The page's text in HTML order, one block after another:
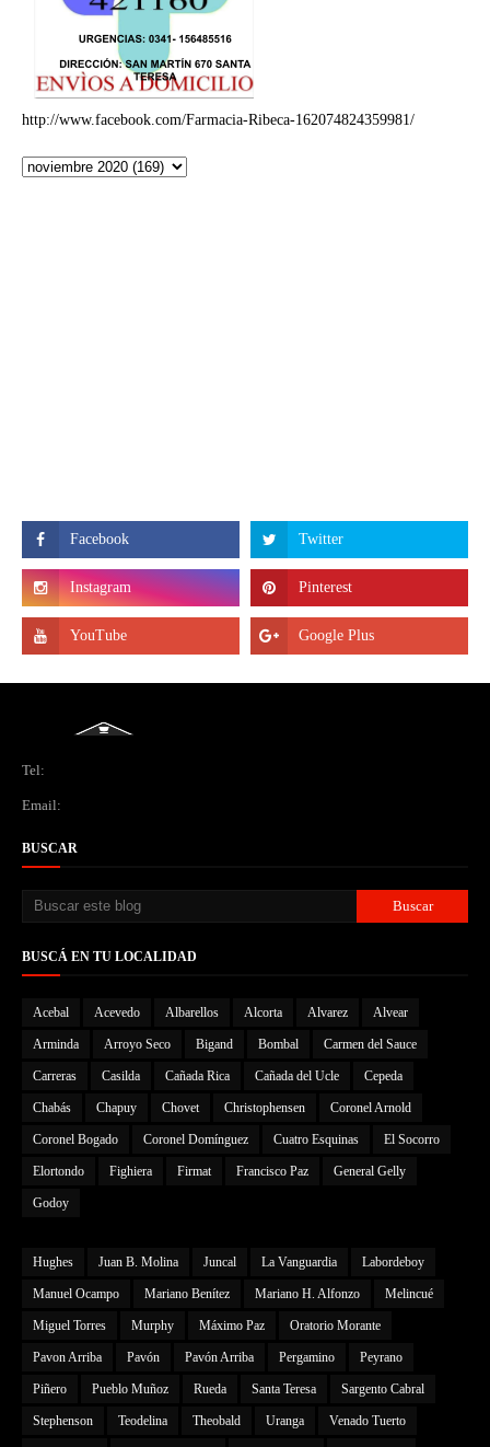
http://www.facebook.com/Farmacia-Ribeca-162074824359981/
Tel:
Email:
BUSCAR
BUSCÁ EN TU LOCALIDAD
Acebal Acevedo Albarellos Alcorta Alvarez Alvear
Arminda Arroyo Seco Bigand Bombal Carmen del Sauce
Carreras Casilda Cañada Rica Cañada del Ucle Cepeda
Chabás Chapuy Chovet Christophensen Coronel Arnold
Coronel Bogado Coronel Domínguez Cuatro Esquinas El Socorro
Elortondo Fighiera Firmat Francisco Paz General Gelly
Godoy
Hughes Juan B. Molina Juncal La Vanguardia Labordeboy
Manuel Ocampo Mariano Benítez Mariano H. Alfonzo Melincué
Miguel Torres Murphy Máximo Paz Oratorio Morante
Pavon Arriba Pavón Pavón Arriba Pergamino Peyrano
Piñero Pueblo Muñoz Rueda Santa Teresa Sargento Cabral
Stephenson Teodelina Theobald Uranga Venado Tuerto